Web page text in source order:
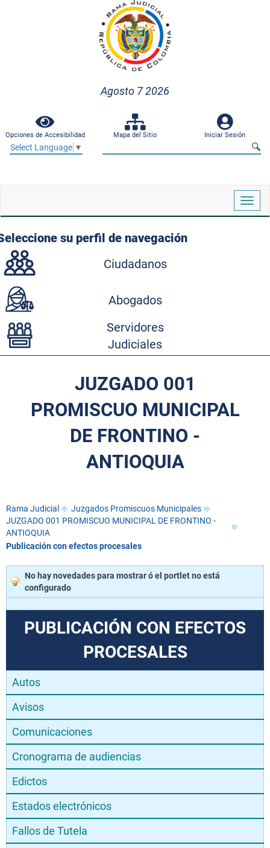
Agosto 7 2026
Opciones de Accesibilidad Mapa del Sitio Iniciar Sesión
Select Language ▼
su perfil de navegación
Ciudadanos
Abogados
Servidores
Judiciales
JUZGADO 001
PROMISCUO MUNICIPAL
DE FRONTINO -
ANTIOQUIA
Rama Judicial
Juzgados Promiscuos Municipales
JUZGADO 001 PROMISCUO MUNICIPAL DE FRONTINO -
ANTIOQUIA
Publicación con efectos procesales
No hay novedades para mostrar ó el portlet no está
configurado
PUBLICACIÓN CON EFECTOS
PROCESALES
Autos
Avisos
Comunicaciones
Cronograma de audiencias
Edictos
Estados electrónicos
Fallos de Tutela